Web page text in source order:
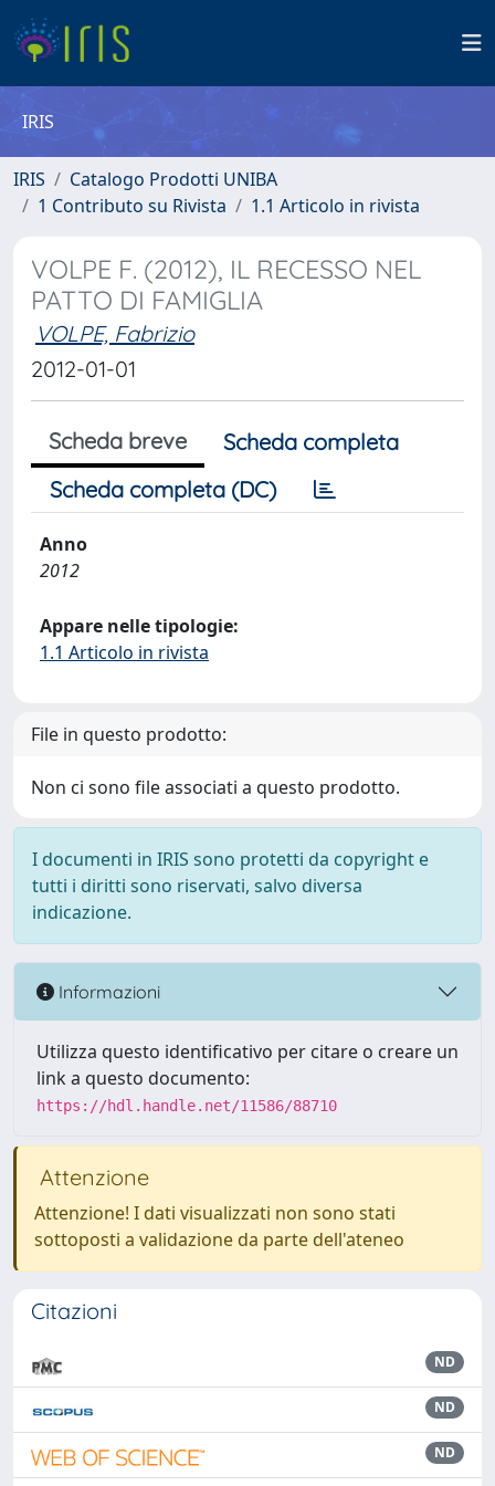
IRIS
IRIS
Catalogo Prodotti UNIBA
1 Contributo su Rivista
1.1 Articolo in rivista
VOLPE F. (2012), IL RECESSO NEL
PATTO DI FAMIGLIA
VOLPE, Fabrizio
2012-01-01
Scheda breve
Scheda completa
Scheda completa (DC)
Anno
2012
Appare nelle tipologie:
1.1 Articolo in rivista
File in questo prodotto:
Non ci sono file associati a questo prodotto.
I documenti in IRIS sono protetti da copyright e
tutti i diritti sono riservati, salvo diversa
indicazione.
Informazioni
Utilizza questo identificativo per citare o creare un
link a questo documento:
https://hdl.handle.net/11586/88710
Attenzione
Attenzione! I dati visualizzati non sono stati
sottoposti a validazione da parte dell'ateneo
Citazioni
ND
ND
ND